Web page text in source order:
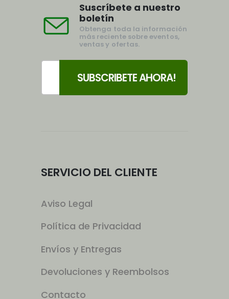
Suscríbete a nuestro
boletín
Obtenga toda la información
más reciente sobre eventos,
ventas y ofertas.
SERVICIO DEL CLIENTE
Aviso Legal
Política de Privacidad
Envíos y Entregas
Devoluciones y Reembolsos
Contacto